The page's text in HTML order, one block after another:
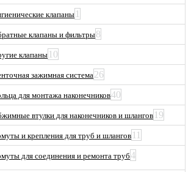
клапаны 1
клапаны и фильтры8
клапаны 10
зажимная система26
для монтажа наконечников40
втулки для наконечников и шлангов 19
и крепления для труб и шлангов 11
для соединения и ремонта труб4